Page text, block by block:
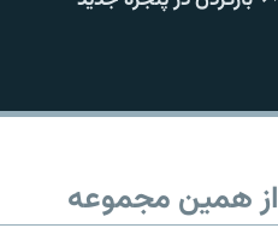
از همین مجموعه